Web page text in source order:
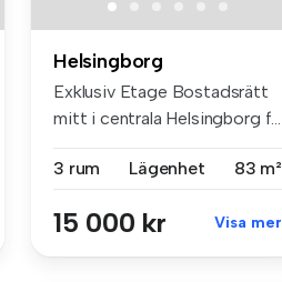
Helsingborg
Exklusiv Etage Bostadsrätt
mitt i centrala Helsingborg f...
3 rum Lägenhet 83 m²
15 000 kr Visa mer